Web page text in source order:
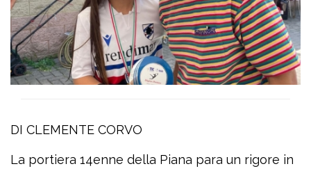
DI CLEMENTE CORVO
La portiera 14enne della Piana para un rigore in